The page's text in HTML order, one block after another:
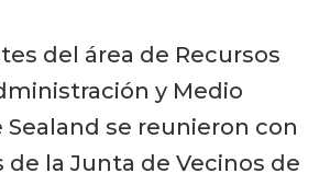
del área de Recursos
y Medio
se reunieron con
la Junta de Vecinos de